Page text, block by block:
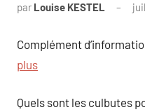
par Louise KESTEL
Complément
plus
Quels sont les culbutes